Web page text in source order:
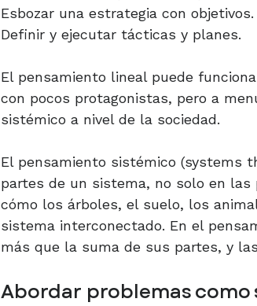
Esbozar una estrategia con objetivos.
Definir y ejecutar tácticas y planes.
El pensamiento lineal puede
con pocos protagonistas, pero a
sistémico a nivel de la sociedad.
El pensamiento sistémico (systems
partes de un sistema, no solo en
cómo los árboles, el suelo, los
sistema interconectado. En el
más que la suma de sus partes, y
Abordar problemas como